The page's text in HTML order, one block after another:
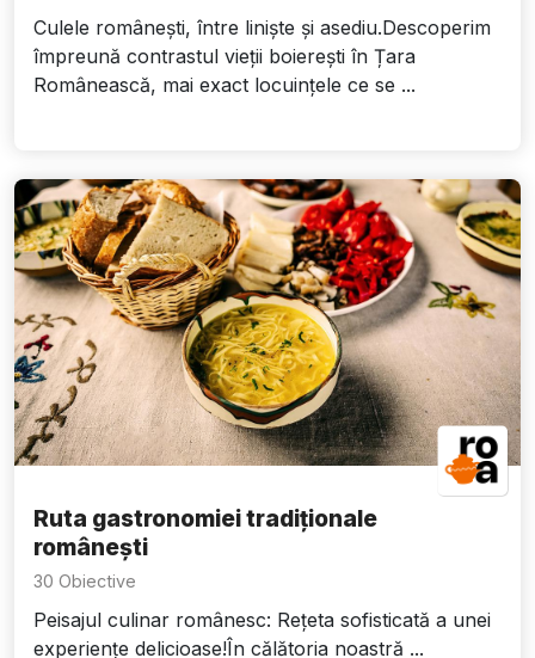
Culele românești, între liniște și asediu.Descoperim
împreună contrastul vieții boierești în Țara
Românească, mai exact locuințele ce se ...
Ruta gastronomiei tradiționale
românești
30 Obiective
Peisajul culinar românesc: Rețeta sofisticată a unei
experiențe delicioase!În călătoria noastră ...